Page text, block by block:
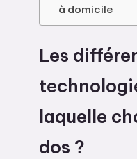
à domicile
Les
laquelle
dos ?